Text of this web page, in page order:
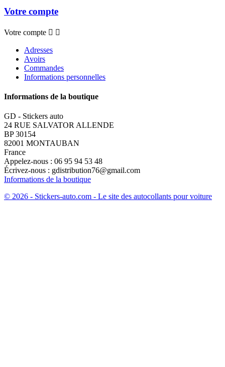
Votre compte
Votre compte  
Adresses
Avoirs
Commandes
Informations personnelles
Informations de la boutique
GD - Stickers auto
24 RUE SALVATOR ALLENDE
BP 30154
82001 MONTAUBAN
France
Appelez-nous : 06 95 94 53 48
Écrivez-nous : gdistribution76@gmail.com
Informations de la boutique
© 2026 - Stickers-auto.com - Le site des autocollants pour voiture